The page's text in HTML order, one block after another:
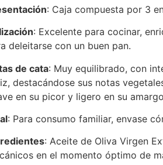
: Caja compuesta por 3
: Excelente para cocinar,
deleitarse con un buen pan.
de cata: Muy equilibrado, con
destacándose sus notas
en su picor y ligero en su
: Para consumo familiar, envase
: Aceite de Oliva Virgen
en el momento óptimo de